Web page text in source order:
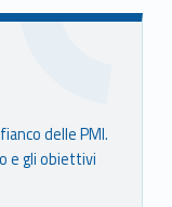
edin
Ven
eto
delle PMI.
e gli obiettivi